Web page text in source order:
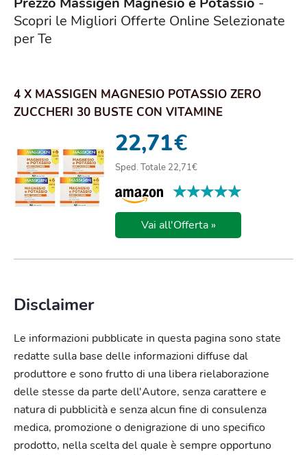
Scopri le Migliori Offerte Online Selezionate
per Te
4 X MASSIGEN MAGNESIO POTASSIO ZERO
ZUCCHERI 30 BUSTE CON VITAMINE
22,71€
Sped. Totale 22,71€
★★★★★
★★★★★
Vai all'Offerta »
Disclaimer
Le informazioni pubblicate in questa pagina sono state
redatte sulla base delle informazioni diffuse dal
produttore e sono frutto di una libera rielaborazione
delle stesse da parte dell'Autore, senza carattere e
natura di pubblicità e senza alcun fine di consulenza
medica, promozione o denigrazione di uno specifico
prodotto, nella scelta del quale è sempre opportuno